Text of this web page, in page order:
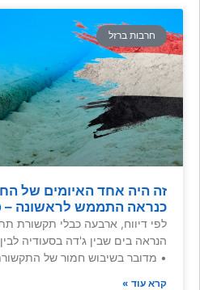
חרבות ברזל
זה היה אחד האיומים של
כנראה התממש לראשונה –
לפי דיווח, ארבעה כבלי תקשורת
הנראה בים שבין ג'דה בסעודיה
• מדובר בשיבוש חמור של
קרא עוד »